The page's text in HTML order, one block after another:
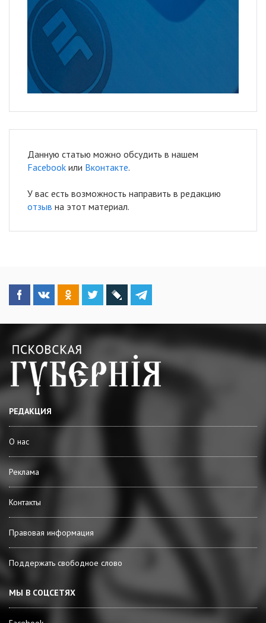
Данную статью можно обсудить в нашем
Facebook или Вконтакте.
У вас есть возможность направить в редакцию
отзыв на этот материал.
РЕДАКЦИЯ
О нас
Реклама
Контакты
Правовая информация
Поддержать свободное слово
МЫ В СОЦСЕТЯХ